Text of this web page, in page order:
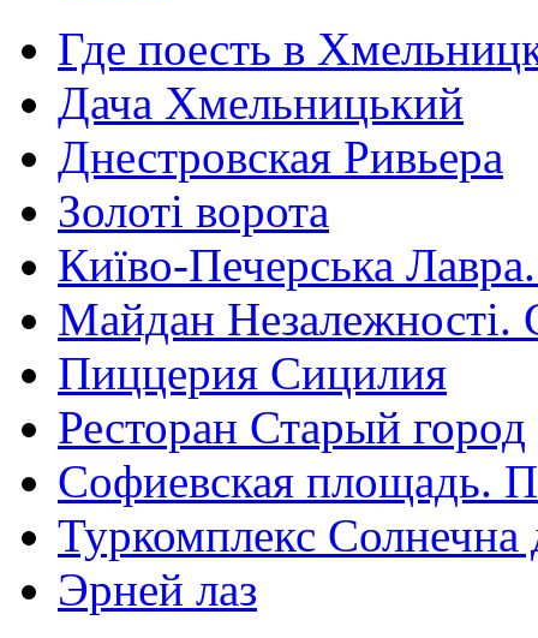
Где поесть в
Дача Хмельницький
Днестровская Ривьера
Золоті ворота
Київо-Печерська
Майдан Незалежності.
Пиццерия Сицилия
Ресторан Старый город
Софиевская площадь.
Туркомплекс Солнечна
Эрней лаз